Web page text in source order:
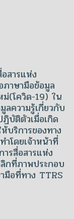
ารแห่ง
ภาษามือข้อมูล
ม่(โควิด-19) ใน
ความรู้เกี่ยวกับ
ฏิบัติตัวเมื่อเกิด
บริการของทาง
ำโดยเจ้าหน้าที่
รสื่อสารแห่ง
กที่ภาพประกอบ
มือที่ทาง TTRS